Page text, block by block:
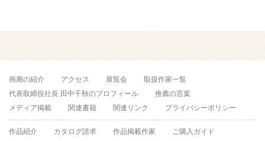
画廊の紹介 アクセス 展覧会
取扱作家一覧
代表取締役社長 田中千秋のプロフィール
推薦の言葉
メディア掲載
関連書籍 関連リンク プライバシーポリシー
作品紹介 カタログ請求 作品掲載作家
ご購入ガイド